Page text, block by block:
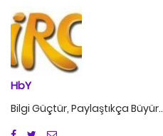
HbY
Bilgi Güçtür, Paylaştıkça Büyür..